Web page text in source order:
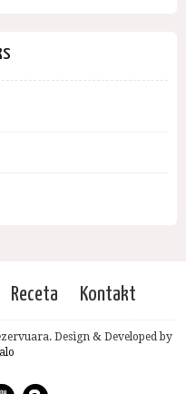
Receta Kontakt
Design & Developed by